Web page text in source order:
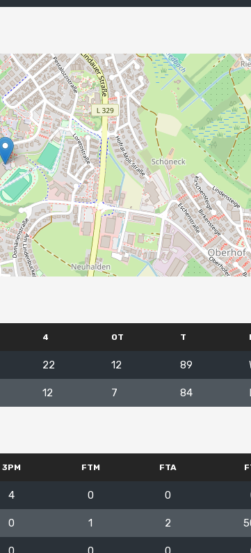
4 OT T
22 12 89
12 7 84
3PM FTM FTA
4 0 0
0 1 2